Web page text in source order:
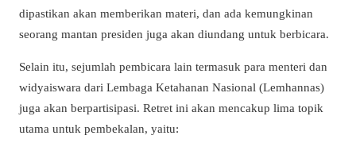
dipastikan akan memberikan materi, dan ada kemungkinan
seorang mantan presiden juga akan diundang untuk berbicara.
Selain itu, sejumlah pembicara lain termasuk para menteri dan
widyaiswara dari Lembaga Ketahanan Nasional (Lemhannas)
juga akan berpartisipasi. Retret ini akan mencakup lima topik
utama untuk pembekalan, yaitu: